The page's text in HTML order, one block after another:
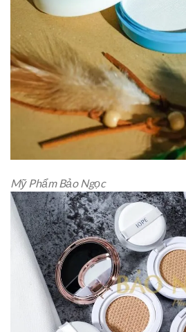
Mỹ Phẩm Bảo Ngọc